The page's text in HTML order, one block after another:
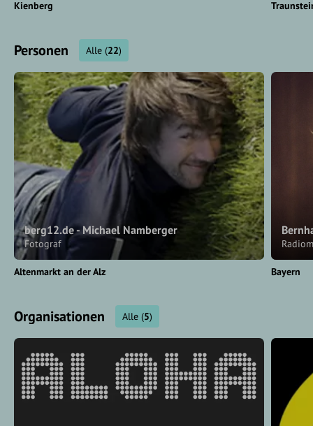
Kienberg
Personen Alle (22)
berg12.de - Michael Namberger
Fotograf
Altenmarkt an der Alz Bayern
Organisationen Alle (5)